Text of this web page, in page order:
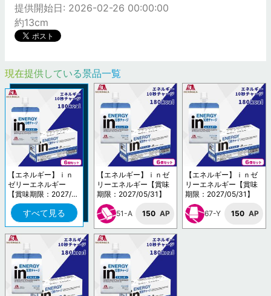
提供開始日: 2026-02-26 00:00:00
約13cm
現在提供している景品一覧
【エネルギー】ｉｎ
ゼリーエネルギー
【賞味期限：2027/0
5/31】
すべて見る
【エネルギー】ｉｎゼ
リーエネルギー【賞味
期限：2027/05/31】
51-A 150 AP
【エネルギー】ｉｎゼ
リーエネルギー【賞味
期限：2027/05/31】
67-Y 150 AP